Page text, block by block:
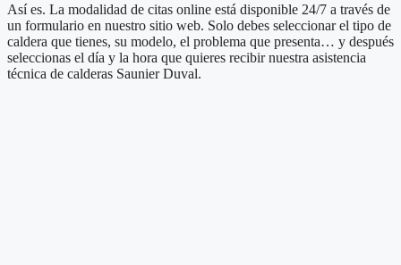
Así es. La modalidad de citas online está disponible 24/7 a través de
un formulario en nuestro sitio web. Solo debes seleccionar el tipo de
caldera que tienes, su modelo, el problema que presenta… y después
seleccionas el día y la hora que quieres recibir nuestra asistencia
técnica de calderas Saunier Duval.